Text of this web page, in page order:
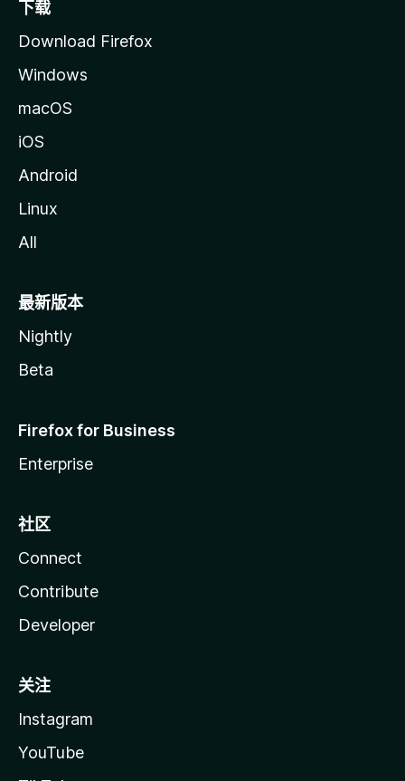
下载
Download Firefox
Windows
macOS
iOS
Android
Linux
All
最新版本
Nightly
Beta
Firefox for Business
Enterprise
社区
Connect
Contribute
Developer
关注
Instagram
YouTube